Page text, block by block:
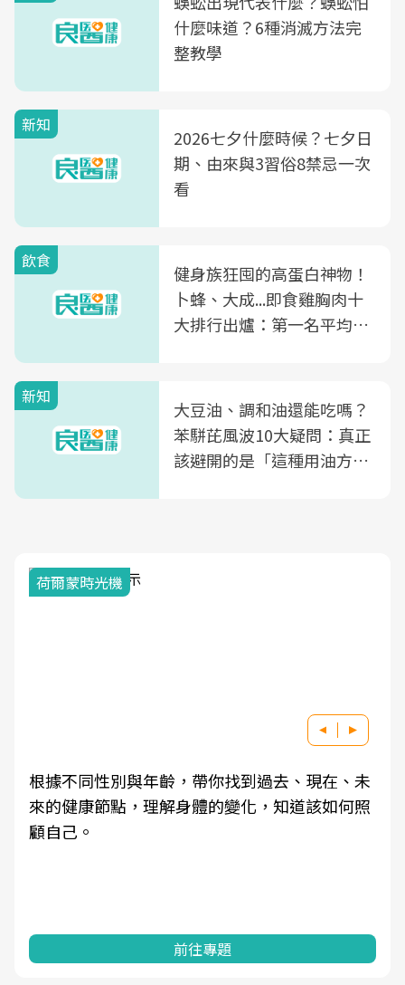
什麼味道？6種消滅方法完
整教學
新知
2026七夕什麼時候？七夕日
期、由來與3習俗8禁忌一次
看
飲食
健身族狂囤的高蛋白神物！
卜蜂、大成...即食雞胸肉十
大排行出爐：第一名平均一
新知
大豆油、調和油還能吃嗎？
苯駢芘風波10大疑問：真正
該避開的是「這種用油方
荷爾蒙時光機
根據不同性別與年齡，帶你找到過去、現在、未
來的健康節點，理解身體的變化，知道該如何照
顧自己。
前往專題